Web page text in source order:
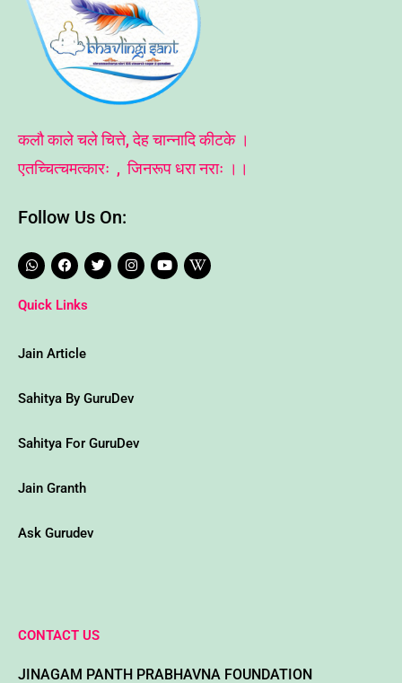
कलौ काले चले चित्ते, देह चान्नादि कीटके ।
एतच्चित्चमत्कारः , जिनरूप धरा नराः ।।
Follow Us On:
W
h
a
s
p
F
a
c
e
b
k
T
w
i
I
n
s
Y
o
u
W
i
k
Quick Links
Jain Article
Sahitya By GuruDev
Sahitya For GuruDev
Jain Granth
Ask Gurudev
CONTACT US
JINAGAM PANTH PRABHAVNA FOUNDATION